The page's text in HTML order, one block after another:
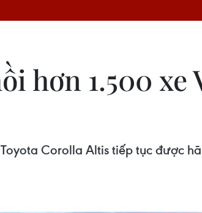
hơn 1.500
Corolla Altis tiếp tục được